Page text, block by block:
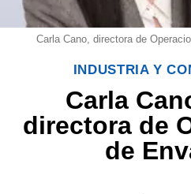
Carla Cano, directora de
INDUSTRIA Y
Carla
directora de
de